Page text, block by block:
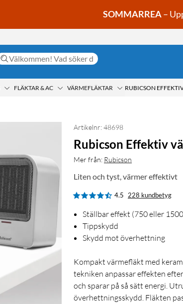
SOMMARREA–
FLÄKTAR & AC VÄRMEFLÄKTAR RUBICSON
Artikelnr: 48698
Rubicson Effektiv
Mer från: Rubicson
Liten och tyst, värmer effektivt
4.5 228 kundbetyg
Ställbar effekt (750 eller
Tippskydd
Skydd mot överhettning
Kompakt värmefläkt med
tekniken anpassar effekten
och sparar på så sätt energi.
överhettningsskydd. Fläkten